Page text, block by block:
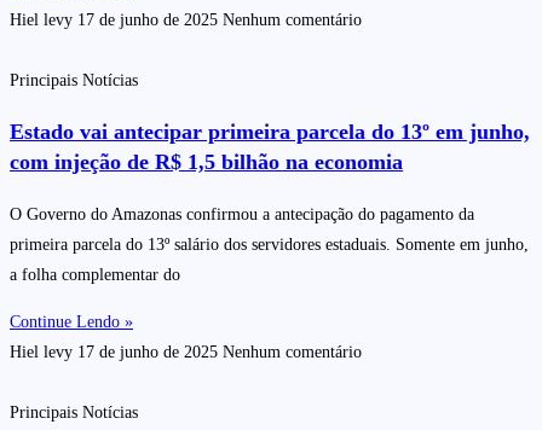
Hiel levy 17 de junho de 2025 Nenhum comentário
Principais Notícias
Estado vai antecipar primeira parcela do 13º em junho,
com injeção de R$ 1,5 bilhão na economia
O Governo do Amazonas confirmou a antecipação do pagamento da
primeira parcela do 13º salário dos servidores estaduais. Somente em junho,
a folha complementar do
Continue Lendo »
Hiel levy 17 de junho de 2025 Nenhum comentário
Principais Notícias